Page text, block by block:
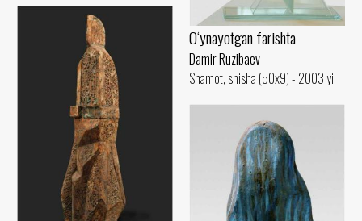
O‘ynayotgan farishta
Damir Ruzibaev
Shamot, shisha (50x9) - 2003 yil